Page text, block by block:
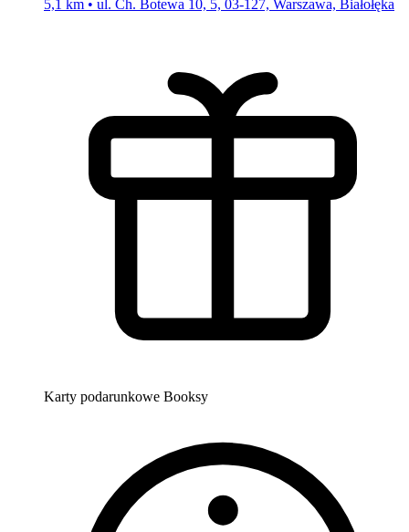
5,1 km • ul. Ch. Botewa 10, 5, 03-127, Warszawa, Białołęka
Karty podarunkowe Booksy